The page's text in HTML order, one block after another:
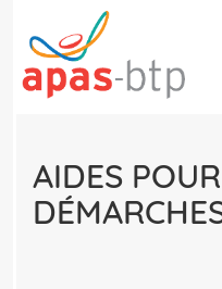
contenu
principal
AIDES